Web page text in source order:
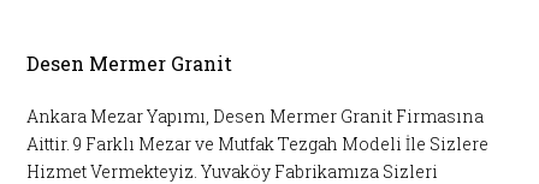
Desen Mermer Granit
Ankara Mezar Yapımı, Desen Mermer Granit Firmasına
Aittir. 9 Farklı Mezar ve Mutfak Tezgah Modeli İle Sizlere
Hizmet Vermekteyiz. Yuvaköy Fabrikamıza Sizleri